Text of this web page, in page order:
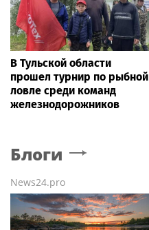
В Тульской области
прошел турнир по рыбной
ловле среди команд
железнодорожников
Блоги
News24.pro